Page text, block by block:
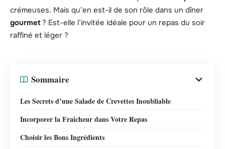
crémeuses. Mais qu’en est-il de son rôle dans un dîner
gourmet? Est-elle l’invitée idéale pour un repas du soir
raffiné et léger ?
Sommaire
Les Secrets d’une Salade de Crevettes Inoubliable
Incorporer la Fraîcheur dans Votre Repas
Choisir les Bons Ingrédients